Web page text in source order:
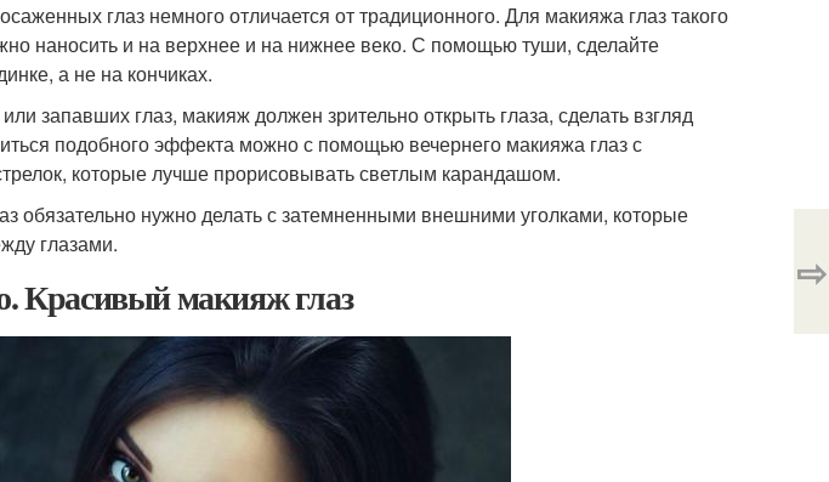
глаз немного отличается от традиционного. Для макияжа глаз такого
наносить и на верхнее и на нижнее веко. С помощью туши, сделайте
а не на кончиках.
запавших глаз, макияж должен зрительно открыть глаза, сделать взгляд
подобного эффекта можно с помощью вечернего макияжа глаз с
которые лучше прорисовывать светлым карандашом.
обязательно нужно делать с затемненными внешними уголками, которые
глазами.
Красивый макияж глаз ⇨